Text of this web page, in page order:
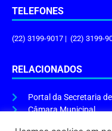
TELEFONES
(22) 3199-9017 | (22) 3199-
RELACIONADOS
Portal da Secretaria
Câmara Municipal